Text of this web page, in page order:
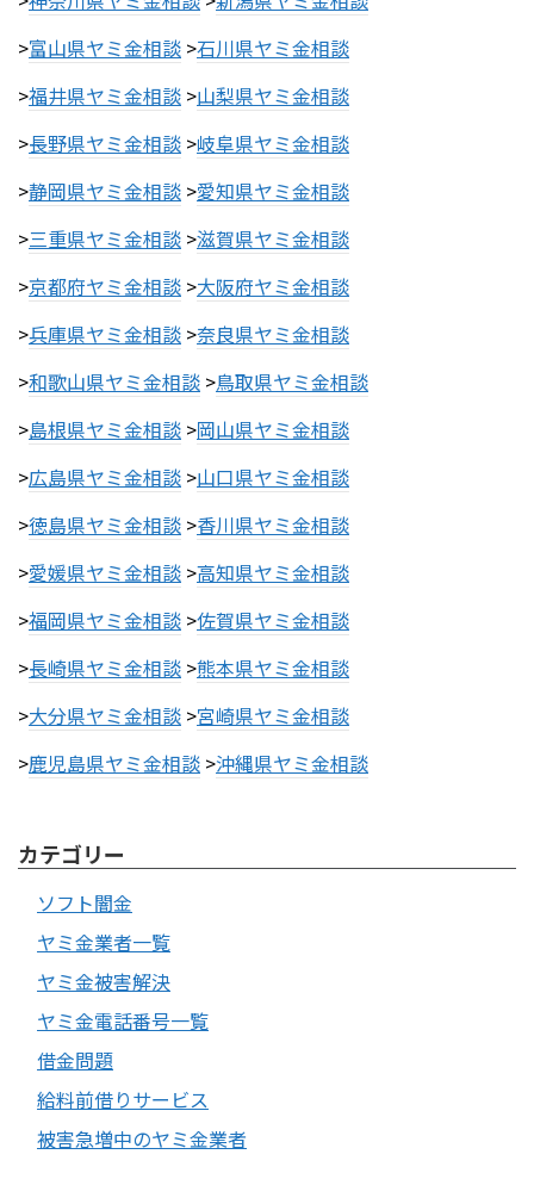
>富山県ヤミ金相談 >石川県ヤミ金相談
>福井県ヤミ金相談 >山梨県ヤミ金相談
>長野県ヤミ金相談 >岐阜県ヤミ金相談
>静岡県ヤミ金相談 >愛知県ヤミ金相談
>三重県ヤミ金相談 >滋賀県ヤミ金相談
>京都府ヤミ金相談 >大阪府ヤミ金相談
>兵庫県ヤミ金相談 >奈良県ヤミ金相談
>和歌山県ヤミ金相談 >鳥取県ヤミ金相談
>島根県ヤミ金相談 >岡山県ヤミ金相談
>広島県ヤミ金相談 >山口県ヤミ金相談
>徳島県ヤミ金相談 >香川県ヤミ金相談
>愛媛県ヤミ金相談 >高知県ヤミ金相談
>福岡県ヤミ金相談 >佐賀県ヤミ金相談
>長崎県ヤミ金相談 >熊本県ヤミ金相談
>大分県ヤミ金相談 >宮崎県ヤミ金相談
>鹿児島県ヤミ金相談 >沖縄県ヤミ金相談
カテゴリー
ソフト闇金
ヤミ金業者一覧
ヤミ金被害解決
ヤミ金電話番号一覧
借金問題
給料前借りサービス
被害急増中のヤミ金業者